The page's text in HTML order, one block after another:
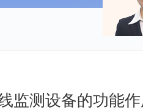
监测设备的功能作